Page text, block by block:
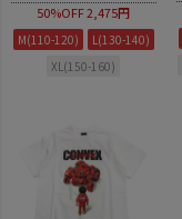
50%OFF2,475円
M(110-120)
L(130-140)
XL(150-160)